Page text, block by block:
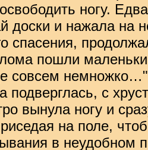
ногу.
доски и нажала на
спасения,
пошли
совсем
подверглась, с
вынула ногу и
на поле,
в неудобном